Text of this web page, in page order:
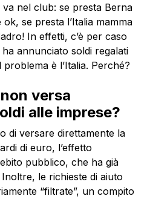
nel club: se presta Berna
se presta l’Italia mamma
In effetti, c’è per caso
annunciato soldi regalati
è l’Italia. Perché?
versa
alle imprese?
di versare direttamente la
di euro, l’effetto
pubblico, che ha già
le richieste di aiuto
“filtrate”, un compito